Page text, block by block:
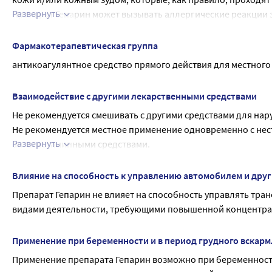
Препарат Гепарин может вызывать аллергические
Если у Вас отмечаются любые из указанных в инструкции
побочные эффекты, не указанные в инструкции по
Развернуть
Фармакотерапевтическая группа
антикоагулянтное средство прямого действия для
Взаимодействие с другими лекарственными средствами
Не рекомендуется смешивать с другими средствами для
Не рекомендуется местное применение одновременно с
антигистаминными средствами.
Если Вы применяете вышеперечисленные или другие
Гепарин проконсультируйтесь с врачом.
Развернуть
Влияние на способность к управлению автомобилем и
Препарат Гепарин не влияет на способность управлять
видами деятельности, требующими повышенной
Применение при беременности и в период грудного
Применение препарата Гепарин возможно при